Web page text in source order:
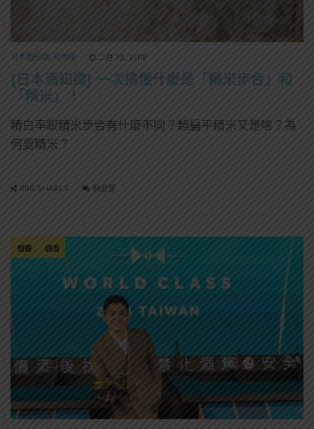
日本酒知識 , 知識庫 二月 12, 2018
[日本酒知識] 一次搞懂什麼是「精米步合」和
「精米」！
精白率跟精米步合有什麼不同？超扁平精米又是啥？為
何要精米？
888 SHARES 無迴響
競賽 調酒